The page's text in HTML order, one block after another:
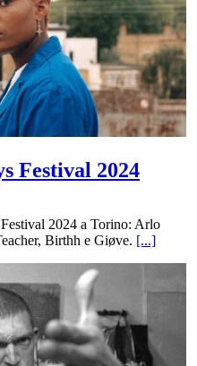
Festival 2024
2024 a Torino: Arlo
Birthh e Giøve. [...]